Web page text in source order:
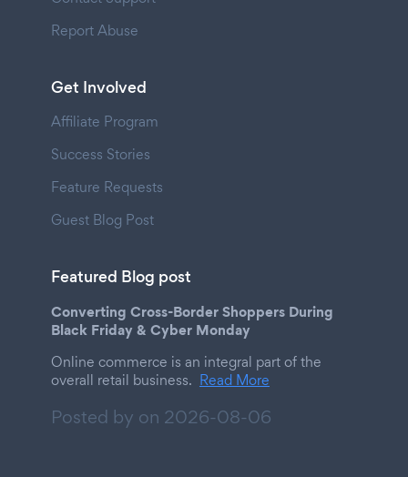
Report Abuse
Get Involved
Affiliate Program
Success Stories
Feature Requests
Guest Blog Post
Featured Blog post
Converting Cross-Border Shoppers During
Black Friday & Cyber Monday
Online commerce is an integral part of the
overall retail business. Read More
Posted by on 2026-08-06